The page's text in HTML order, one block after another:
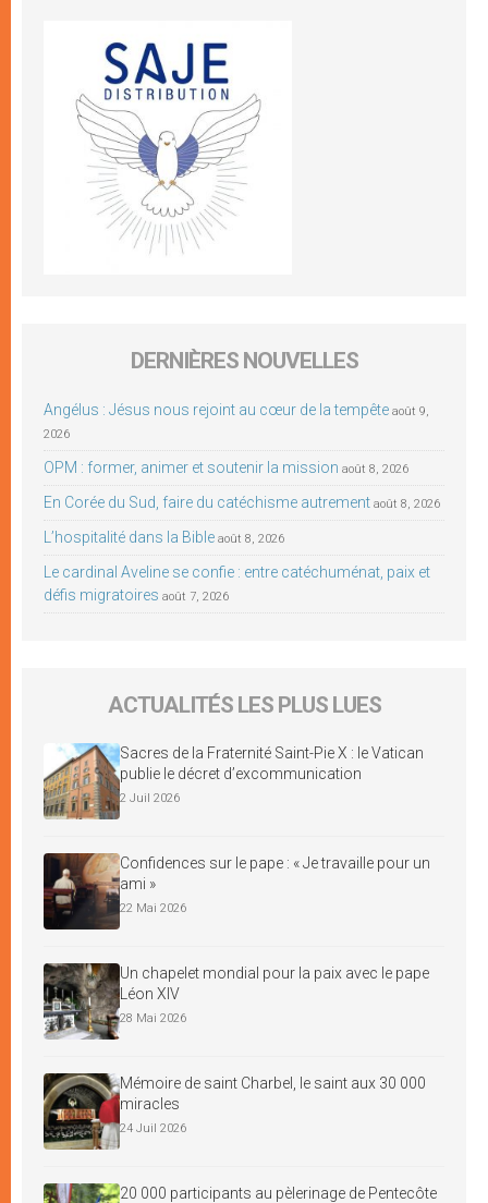
DERNIÈRES NOUVELLES
Angélus : Jésus nous rejoint au cœur de la tempête août 9,
2026
OPM : former, animer et soutenir la mission août 8, 2026
En Corée du Sud, faire du catéchisme autrement août 8, 2026
L’hospitalité dans la Bible août 8, 2026
Le cardinal Aveline se confie : entre catéchuménat, paix et
défis migratoires août 7, 2026
ACTUALITÉS LES PLUS LUES
Sacres de la Fraternité Saint-Pie X : le Vatican
publie le décret d’excommunication
2 Juil 2026
Confidences sur le pape : « Je travaille pour un
ami »
22 Mai 2026
Un chapelet mondial pour la paix avec le pape
Léon XIV
28 Mai 2026
Mémoire de saint Charbel, le saint aux 30 000
miracles
24 Juil 2026
20 000 participants au pèlerinage de Pentecôte